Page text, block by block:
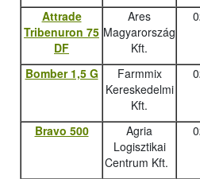
Attrade
Tribenuron 75
DF
Ares
Magyarország
Kft.
Bomber 1,5 G
Farmmix
Kereskedelmi
Kft.
Bravo 500
Agria
Logisztikai
Centrum Kft.